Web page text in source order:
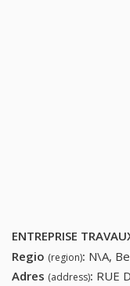
ENTREPRISE
Regio (region): N\A,
Adres (address): RUE